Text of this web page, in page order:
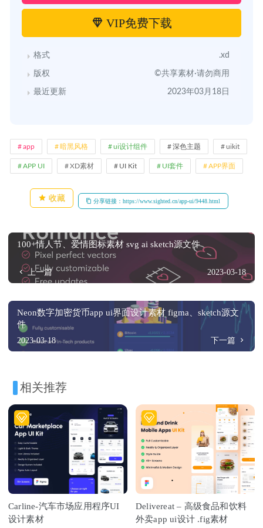
VIP免费下载
格式 .xd
版权 ©共享素材·请勿商用
最近更新 2023年03月18日
app 暗黑风格 ui设计组件 深色主题 uikit
APP UI XD素材 UI Kit UI套件 APP界面
收藏 分享链接：https://www.sighted.cn/app-ui/9448.html
100+情人节、爱情图标素材 svg ai sketch源文件
上一篇 2023-03-18
Neon数字加密货币app ui界面设计素材 figma、sketch源文
件
2023-03-18 下一篇
相关推荐
Carline-汽车市场应用程序UI
设计素材
Delivereat – 高级食品和饮料
外卖app ui设计 .fig素材